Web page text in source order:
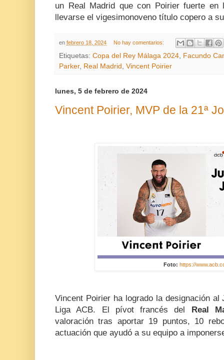
un Real Madrid que con Poirier fuerte
llevarse el vigesimonoveno título copero a
en febrero 18, 2024 No hay comentarios:
Etiquetas: Copa del Rey Málaga 2024, Facundo
Parker, Real Madrid , Vincent Poirier
lunes, 5 de febrero de 2024
Vincent Poirier, MVP de la 21ª
Foto: https://
Vincent Poirier ha logrado la designación
Liga ACB. El pívot francés del Real
valoración tras aportar 19 puntos, 10
actuación que ayudó a su equipo a